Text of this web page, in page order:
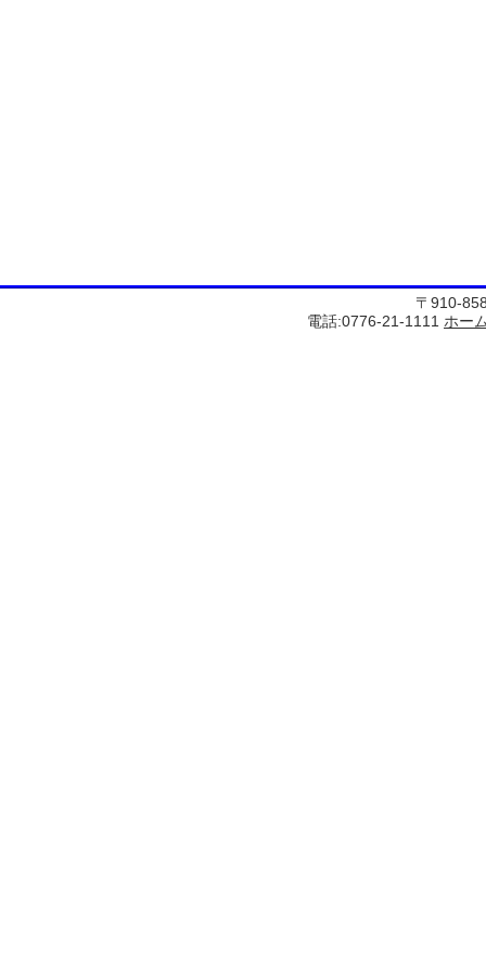
〒910-
電話:0776-21-1111 ホー